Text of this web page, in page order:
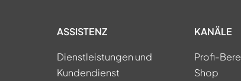
ASSISTENZ
Dienstleistungen und
Kundendienst
KANÄLE
Profi-
Shop